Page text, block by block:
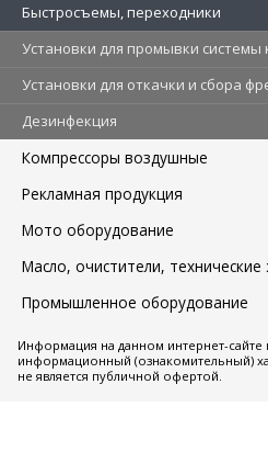
Быстросъемы, переходники
Установки для промывки
Установки для откачки и сбора
Дезинфекция
Компрессоры воздушные
Рекламная продукция
Мото оборудование
Масло, очистители, технические
Промышленное оборудование
Информация на данном интернет-сайте
информационный (ознакомительный)
не является публичной офертой.